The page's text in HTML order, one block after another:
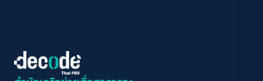
ฟอนต์อ่านง่าย